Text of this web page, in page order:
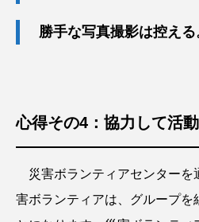
勝手な写真撮影は控える
心得その4：協力して活動
災害ボランティアセンターを
害ボランティアは、グループを